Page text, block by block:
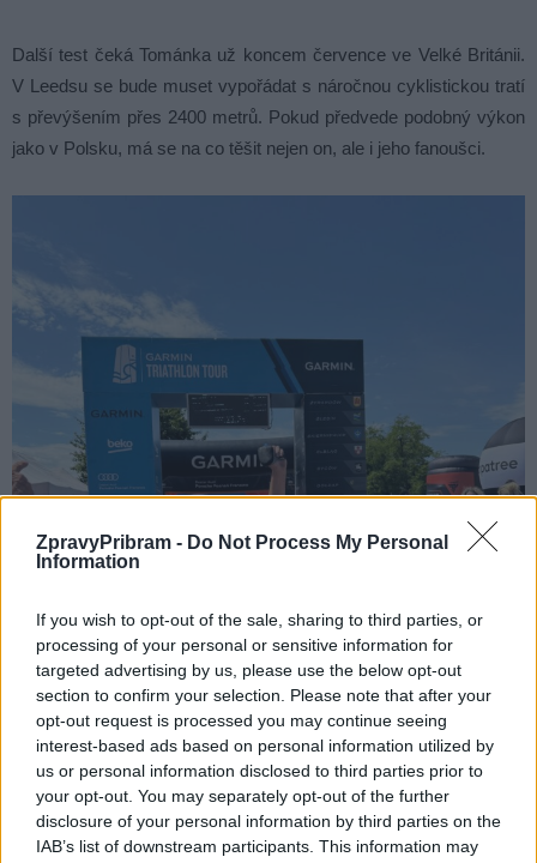
ZpravyPribram - Do Not Process My Personal
Information
If you wish to opt-out of the sale, sharing to third parties, or
processing of your personal or sensitive information for
targeted advertising by us, please use the below opt-out
section to confirm your selection. Please note that after your
opt-out request is processed you may continue seeing
interest-based ads based on personal information utilized by
us or personal information disclosed to third parties prior to
your opt-out. You may separately opt-out of the further
disclosure of your personal information by third parties on the
IAB’s list of downstream participants. This information may
Další test čeká Tománka už koncem července ve Velké Británii.
V Leedsu se bude muset vypořádat s náročnou cyklistickou tratí
s převýšením přes 2400 metrů. Pokud předvede podobný výkon
jako v Polsku, má se na co těšit nejen on, ale i jeho fanoušci.